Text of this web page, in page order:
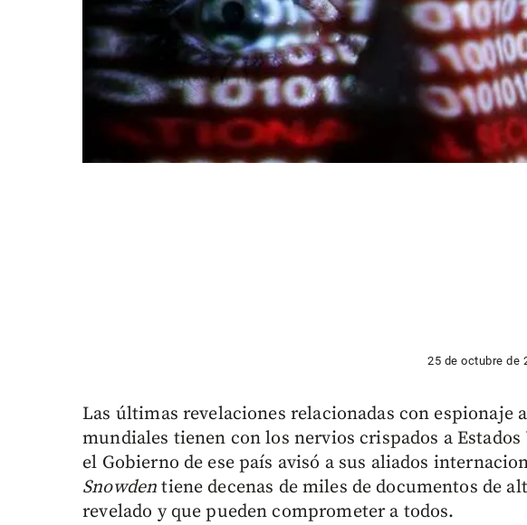
25 de octubre de
Las últimas revelaciones relacionadas con espionaje
mundiales tienen con los nervios crispados a Estados
el Gobierno de ese país avisó a sus aliados
Snowden tiene decenas de miles de documentos de
revelado y que pueden comprometer a todos.